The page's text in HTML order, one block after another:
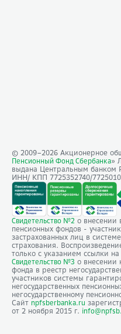
© 2009–2026 Акционерное
Пенсионный Фонд Сбербанка»
выдана Центральным банком
ИНН/ КПП 7725352740/
Свидетельство №2 о внесении
пенсионных фондов -
застрахованных лиц в
страхования.
только с указанием ссылки
Свидетельство №3 о внесении
фонда в реестр
участников системы
негосударственных
негосударственному
Сайт npfsberbanka.ru
от 2 ноября 2015 г.